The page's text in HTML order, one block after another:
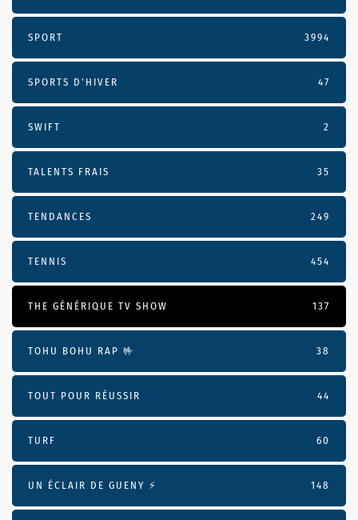
SPORT 3994
SPORTS D'HIVER 47
SWIFT 2
TALENTS FRAIS 35
TENDANCES 249
TENNIS 454
THE GÉNÉRIQUE TV SHOW 137
TOHU BOHU RAP 🤟 38
TOUT POUR RÉUSSIR 44
TURF 60
UN ÉCLAIR DE GUENY ⚡️ 148